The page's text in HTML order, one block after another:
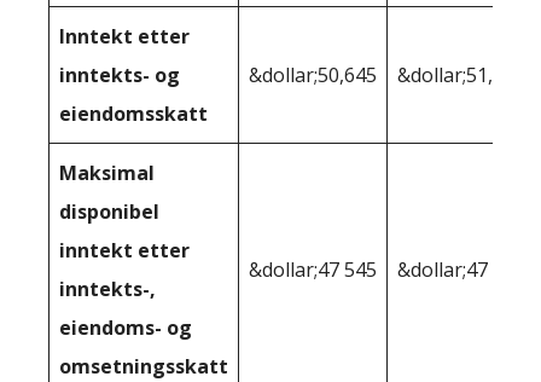
Inntekt etter
inntekts- og
eiendomsskatt
&dollar;50,645 &dollar;51,153
Maksimal
disponibel
inntekt etter
inntekts-,
eiendoms- og
omsetningsskatt
&dollar;47 545 &dollar;47 824